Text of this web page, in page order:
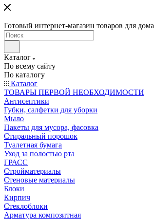
Готовый интернет-магазин товаров для дома
Каталог
По всему сайту
По каталогу
Каталог
ТОВАРЫ ПЕРВОЙ НЕОБХОДИМОСТИ
Антисептики
Губки, салфетки для уборки
Мыло
Пакеты для мусора, фасовка
Стиральный порошок
Туалетная бумага
Уход за полостью рта
ГРАСС
Стройматериалы
Стеновые материалы
Блоки
Кирпич
Стеклоблоки
Арматура композитная